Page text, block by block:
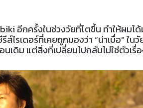
อีกครั้งในช่วงวัยที่โตขึ้น ทำให้ผมไ
ไรเดอร์ที่เคยถูกมองว่า “น่าเบื่อ” ใน
อนเดิม แต่สิ่งที่เปลี่ยนไปกลับไม่ใช่ตัวเรื่